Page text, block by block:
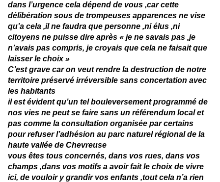
dans l’urgence cela dépend de vous ,car cette
délibération sous de trompeuses apparences ne vise
qu’a cela ,il ne faudra que personne ,ni élus ,ni
citoyens ne puisse dire après « je ne savais pas ,je
n’avais pas compris, je croyais que cela ne faisait que
laisser le choix »
C’est grave car on veut rendre la destruction de notre
territoire préservé irréversible sans concertation avec
les habitants
il est évident qu’un tel bouleversement programmé de
nos vies ne peut se faire sans un référendum local et
pas comme la consultation organisée par certains
pour refuser l’adhésion au parc naturel régional de la
haute vallée de Chevreuse
vous êtes tous concernés, dans vos rues, dans vos
champs ,dans vos motifs a avoir fait le choix de vivre
ici, de vouloir y grandir vos enfants ,tout cela n’a rien